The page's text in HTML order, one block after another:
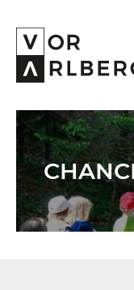
AKTUELL
PROJEKTE